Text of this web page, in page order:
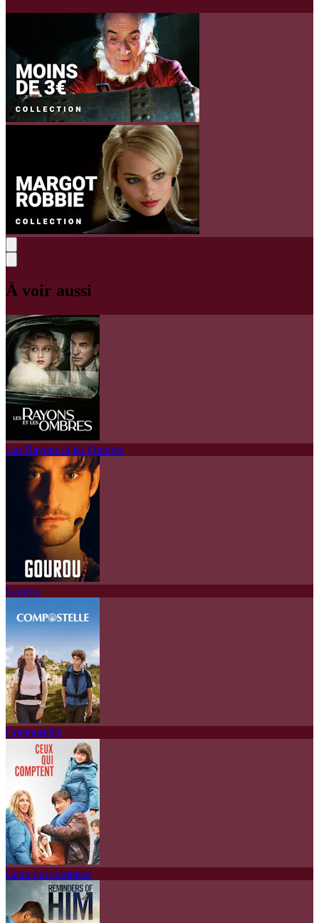
À voir aussi
Les Rayons et les Ombres
Gourou
Compostelle
Ceux qui comptent